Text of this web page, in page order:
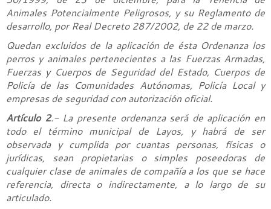
Animales Potencialmente Peligrosos, y su Reglamento de
desarrollo, por Real Decreto 287/2002, de 22 de marzo.
Quedan excluidos de la aplicación de ésta Ordenanza los
perros y animales pertenecientes a las Fuerzas Armadas,
Fuerzas y Cuerpos de Seguridad del Estado, Cuerpos de
Policía de las Comunidades Autónomas, Policía Local y
empresas de seguridad con autorización oficial.
Artículo 2.- La presente ordenanza será de aplicación en
todo el término municipal de Layos, y habrá de ser
observada y cumplida por cuantas personas, físicas o
jurídicas, sean propietarias o simples poseedoras de
cualquier clase de animales de compañía a los que se hace
referencia, directa o indirectamente, a lo largo de su
articulado.